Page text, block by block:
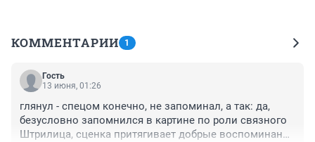
КОММЕНТАРИИ 1
Гость
13 июня, 01:26
глянул - спецом конечно, не запоминал, а так: да,
безусловно запомнился в картине по роли связного
Штрилица, сценка притягивает добрые воспоминания